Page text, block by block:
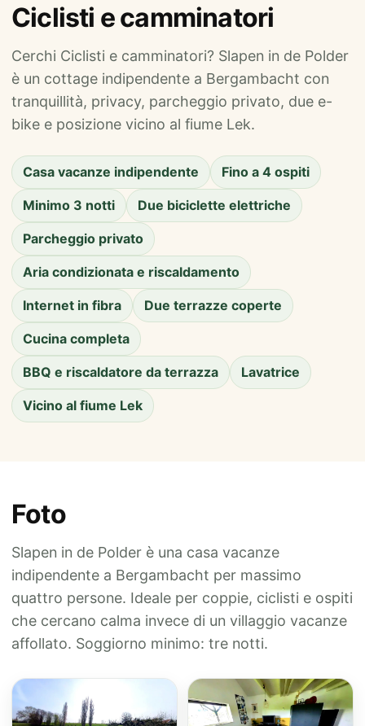
Ciclisti e camminatori
Cerchi Ciclisti e camminatori? Slapen in de Polder
è un cottage indipendente a Bergambacht con
tranquillità, privacy, parcheggio privato, due e-
bike e posizione vicino al fiume Lek.
Casa vacanze indipendente Fino a 4 ospiti
Minimo 3 notti Due biciclette elettriche
Parcheggio privato
Aria condizionata e riscaldamento
Internet in fibra Due terrazze coperte
Cucina completa
BBQ e riscaldatore da terrazza Lavatrice
Vicino al fiume Lek
Foto
Slapen in de Polder è una casa vacanze
indipendente a Bergambacht per massimo
quattro persone. Ideale per coppie, ciclisti e ospiti
che cercano calma invece di un villaggio vacanze
affollato. Soggiorno minimo: tre notti.